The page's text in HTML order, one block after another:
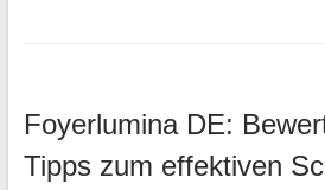
Foyerlumina DE:
Tipps zum effektiven